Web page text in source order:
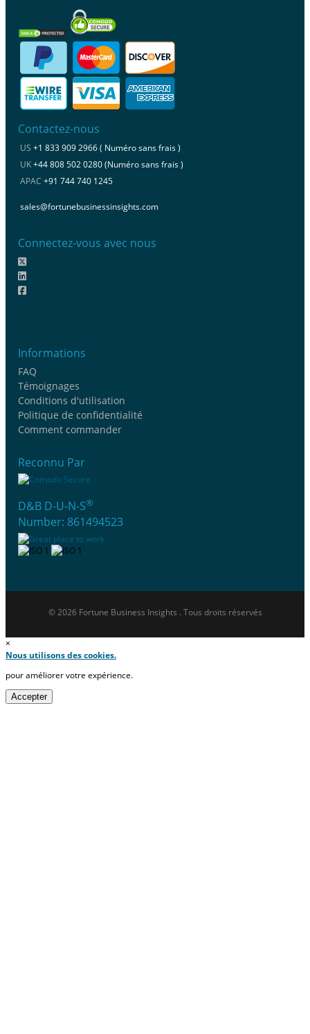
Contactez-nous
US +1 833 909 2966 ( Numéro sans frais )
UK+44 808 502 0280 (Numéro sans frais )
APAC +91 744 740 1245
sales@fortunebusinessinsights.com
Connectez-vous avec nous
Informations
FAQ
Témoignages
Conditions d'utilisation
Politique de confidentialité
Comment commander
Reconnu Par
D&B D-U-N-S®
Number: 861494523
© 2026 Fortune Business Insights . Tous droits réservés
×
Nous utilisons des cookies.
pour améliorer votre expérience.
Accepter